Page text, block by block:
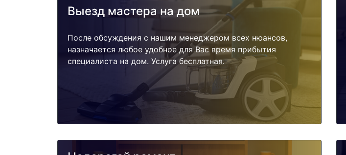
Выезд мастера на дом
После обсуждения с нашим менеджером всех нюансов,
назначается любое удобное для Вас время прибытия
специалиста на дом. Услуга бесплатная.